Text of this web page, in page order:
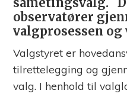
e
n
k
observatører
valgprosessen
Valgstyret er
tilrettelegging og
valg. I henhold til